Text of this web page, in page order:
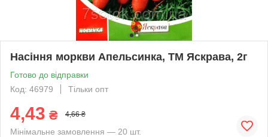
Насіння моркви Апельсинка, ТМ Яскрава, 2г
Готово до відправки
Код: 46979
Тільки опт
4,43 ₴ 4,66 ₴
Мінімальне замовлення — 20 шт.